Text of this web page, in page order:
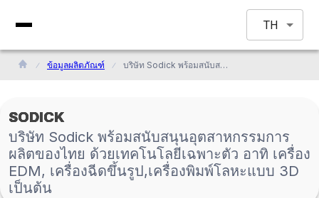
TH
ข้อมูลผลิตภัณฑ์ บริษัท Sodick พร้อมสนับสนุนอุตสาหกรรมการผลิตของไทย ด้วยเทคโนโลยีเฉพาะตัว อาทิ เครื่อง EDM, เครื่องฉีดขึ้นรูป,เครื่องพิมพ์โลหะแบบ 3D เป็นต้น
SODICK
บริษัท Sodick พร้อมสนับสนุนอุตสาหกรรมการ
ผลิตของไทย ด้วยเทคโนโลยีเฉพาะตัว อาทิ เครื่อง
EDM, เครื่องฉีดขึ้นรูป,เครื่องพิมพ์โลหะแบบ 3D
เป็นต้น